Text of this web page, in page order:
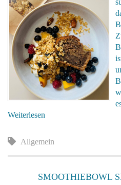
Weiterlesen
Allgemein
SMOOTHIEBOWL